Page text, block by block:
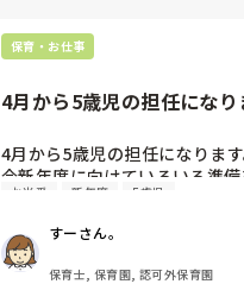
保育・お仕事
4月から5歳児の担任にな
4月から5歳児の担任になります
今新年度に向けていろいろ準備
そのため、みなさんに聞きた
保育者が作るもので必要なの
     教えてください。
・5歳児におすすめな製作や手
お当番 新年度 5歳児
すーさん。
保育士, 保育園, 認可外保育園